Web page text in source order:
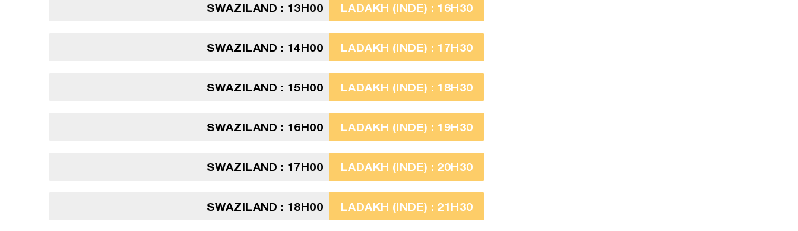
SWAZILAND : 13H00 LADAKH (INDE) : 16H30
SWAZILAND : 14H00 LADAKH (INDE) : 17H30
SWAZILAND : 15H00 LADAKH (INDE) : 18H30
SWAZILAND : 16H00 LADAKH (INDE) : 19H30
SWAZILAND : 17H00 LADAKH (INDE) : 20H30
SWAZILAND : 18H00 LADAKH (INDE) : 21H30